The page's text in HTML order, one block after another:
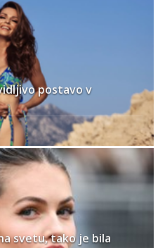
postavo v
svetu, tako je bila